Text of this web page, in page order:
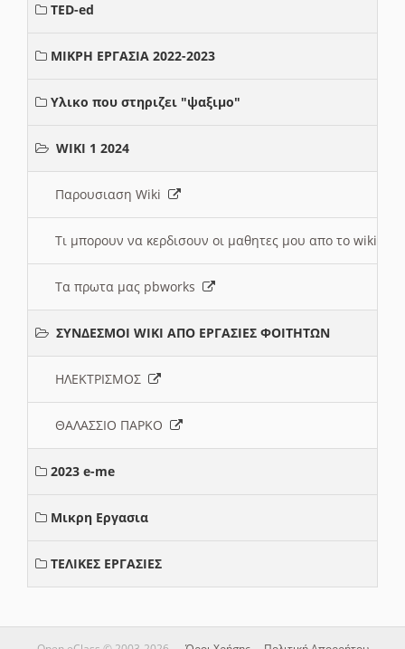
TED-ed
ΜΙΚΡΗ ΕΡΓΑΣΙΑ 2022-2023
Υλικο που στηριζει "ψαξιμο"
WIKI 1 2024
Παρουσιαση Wiki
Τι μπορουν να κερδισουν οι μαθητες μου απο το wiki
Τα πρωτα μας pbworks
ΣΥΝΔΕΣΜΟΙ WIKI ΑΠΟ ΕΡΓΑΣΙΕΣ ΦΟΙΤΗΤΩΝ
ΗΛΕΚΤΡΙΣΜΟΣ
ΘΑΛΑΣΣΙΟ ΠΑΡΚΟ
2023 e-me
Μικρη Εργασια
ΤΕΛΙΚΕΣ ΕΡΓΑΣΙΕΣ